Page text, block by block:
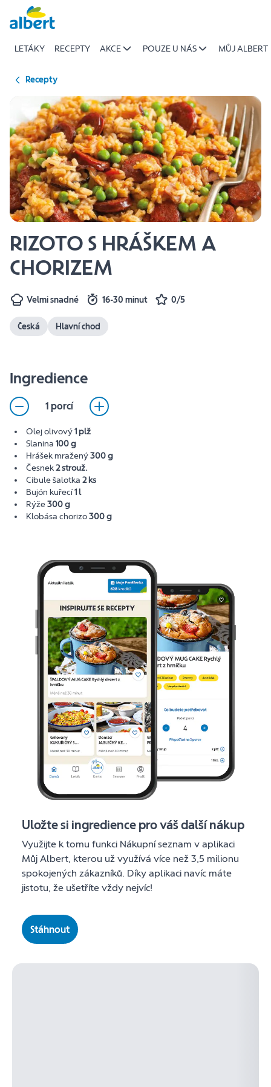
Přeskočit
LETÁKY RECEPTY AKCE POUZE U NÁS MŮJ ALBERT
Recepty
RIZOTO S HRÁŠKEM A
CHORIZEM
Velmi snadné 16-30 minut 0/5
Česká Hlavní chod
Ingredience
1 porcí
Olej olivový1 plž
Slanina 100 g
Hrášek mražený300 g
Česnek2 strouž.
Cibule šalotka 2 ks
Bujón kuřecí1 l
Rýže300 g
Klobása chorizo300 g
Uložte si ingredience pro váš další nákup
Využijte k tomu funkci Nákupní seznam v aplikaci
Můj Albert, kterou už využívá více než 3,5 milionu
spokojených zákazníků. Díky aplikaci navíc máte
jistotu, že ušetříte vždy nejvíc!
Stáhnout